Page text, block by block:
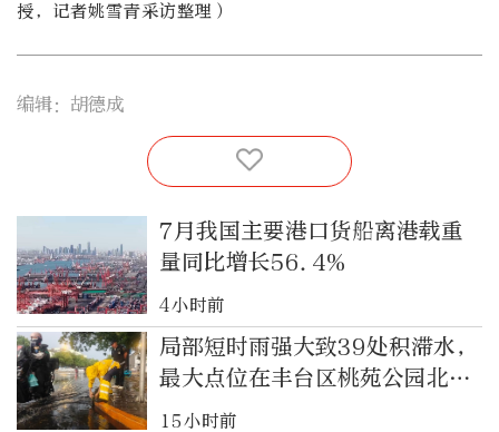
授，记者姚雪青采访整理）
编辑：胡德成
7月我国主要港口货船离港载重
量同比增长56.4%
4小时前
局部短时雨强大致39处积滞水，
最大点位在丰台区桃苑公园北铁
路桥
15小时前